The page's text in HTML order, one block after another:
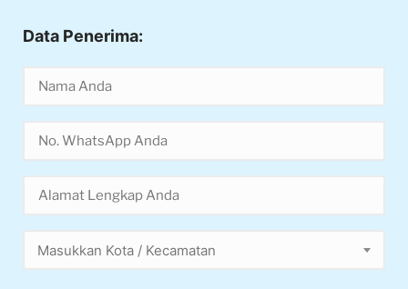
Data Penerima:
Masukkan Kota / Kecamatan